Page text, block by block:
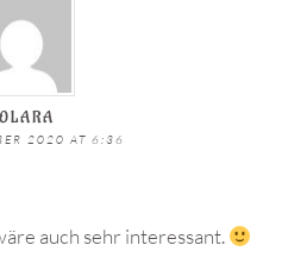
2020 AT 6:36
auch sehr interessant.